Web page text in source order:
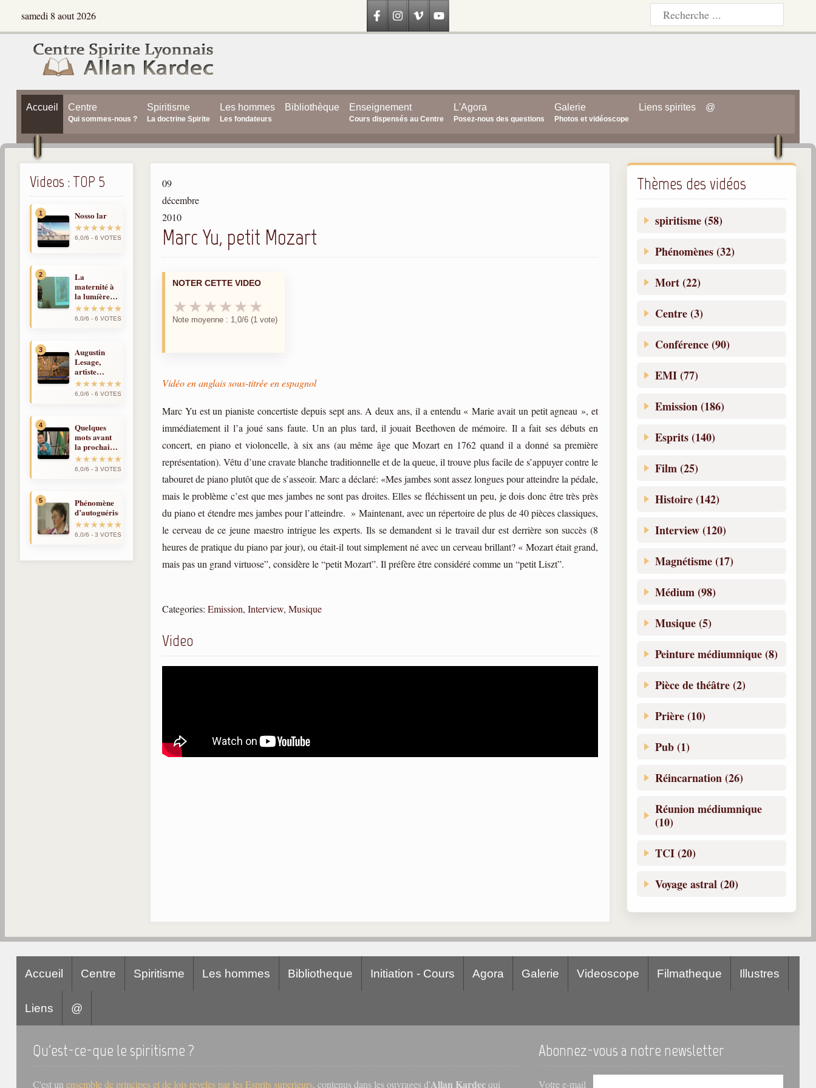
samedi 8 aout 2026
Accueil Centre
Qui sommes-nous ?
Spiritisme
La doctrine Spirite
Les hommes
Les fondateurs
Bibliothèque Enseignement
Cours dispensés au Centre
L'Agora
Posez-nous des questions
Galerie
Photos et vidéoscope
Liens spirites @
Videos : TOP 5
1 Nosso lar
6,0/6 - 6 VOTES
2
La
maternité à
la lumíère
de la
réincarnation
6,0/6 - 6 VOTES
3
Augustin
Lesage,
artiste
médium et
spirite
6,0/6 - 6 VOTES
4
Quelques
mots avant
la prochaine
fois
6,0/6 - 3 VOTES
5
Phénomène
d’autoguérison
6,0/6 - 3 VOTES
09
décembre
2010
Marc Yu, petit Mozart
NOTER CETTE VIDEO
★ ★ ★ ★ ★ ★
Note moyenne : 1,0/6 (1 vote)
Vidéo en anglais sous-titrée en espagnol
Marc Yu est un pianiste concertiste depuis sept ans. A deux ans, il a entendu « Marie avait un petit agneau », et
immédiatement il l’a joué sans faute. Un an plus tard, il jouait Beethoven de mémoire. Il a fait ses débuts en
concert, en piano et violoncelle, à six ans (au même âge que Mozart en 1762 quand il a donné sa première
représentation). Vêtu d’une cravate blanche traditionnelle et de la queue, il trouve plus facile de s’appuyer contre le
tabouret de piano plutôt que de s’asseoir. Marc a déclaré: «Mes jambes sont assez longues pour atteindre la pédale,
mais le problème c’est que mes jambes ne sont pas droites. Elles se fléchissent un peu, je dois donc être très près
du piano et étendre mes jambes pour l’atteindre. » Maintenant, avec un répertoire de plus de 40 pièces classiques,
le cerveau de ce jeune maestro intrigue les experts. Ils se demandent si le travail dur est derrière son succès (8
heures de pratique du piano par jour), ou était-il tout simplement né avec un cerveau brillant? « Mozart était grand,
mais pas un grand virtuose”, considère le “petit Mozart”. Il préfère être considéré comme un “petit Liszt”.
Categories:Emission,Interview,Musique
Video
Thèmes des vidéos
spiritisme (58)
Phénomènes (32)
Mort (22)
Centre (3)
Conférence (90)
EMI (77)
Emission (186)
Esprits (140)
Film (25)
Histoire (142)
Interview (120)
Magnétisme (17)
Médium (98)
Musique (5)
Peinture médiumnique (8)
Pièce de théâtre (2)
Prière (10)
Pub (1)
Réincarnation (26)
Réunion médiumnique
(10)
TCI (20)
Voyage astral (20)
Accueil Centre Spiritisme Les hommes Bibliotheque Initiation - Cours Agora Galerie Videoscope Filmatheque Illustres
Liens @
Qu'est-ce-que le spiritisme ?
C'est un ensemble de principes et de lois reveles par les Esprits superieurs, contenus dans les ouvrages d'Allan Kardecqui
Abonnez-vous a notre newsletter
Votre e-mail